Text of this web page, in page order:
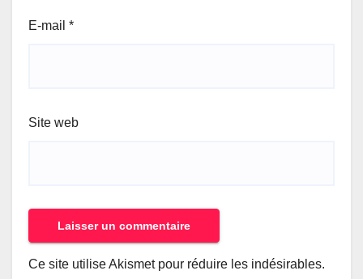
E-mail *
Site web
Ce site utilise Akismet pour réduire les indésirables.